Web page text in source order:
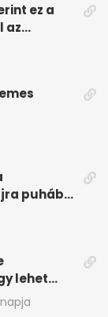
ez a
az
a lakás
puhább
lehet
kert